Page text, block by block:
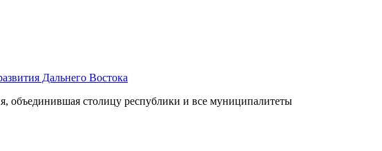
Дальнего Востока
объединившая столицу республики и все муниципалитеты